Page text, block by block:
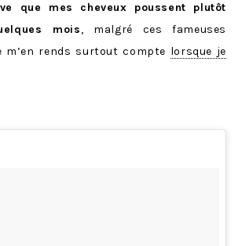
que mes cheveux poussent plutôt
mois, malgré ces fameuses
m’en rends surtout compte lorsque je